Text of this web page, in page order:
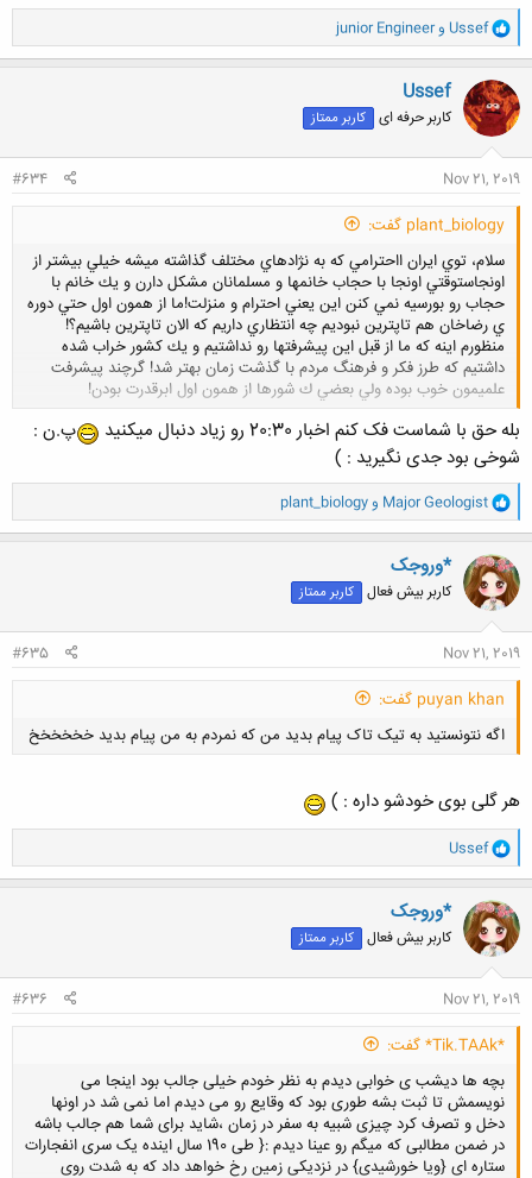
و
ا
ک
ن
ش
ه
ا
Ussef وjunior Engineer
Ussef
کاربر حرفه ای کاربر ممتاز
Nov 21, 2019
#634
plant_biology گفت:
سلام، توي ايران ااحترامي كه به نژادهاي مختلف گذاشته ميشه خيلي بيشتر از
اونجاستوقتي اونجا با حجاب خانمها و مسلمانان مشكل دارن و يك خانم با
حجاب رو بورسيه نمي كنن اين يعني احترام و منزلت!ما از همون اول حتي دوره
ي رضاخان هم تاپترين نبوديم چه انتظاري داريم كه الان تاپترين باشيم؟!
منظورم اينه كه ما از قبل اين پيشرفتها رو نداشتيم و يك كشور خراب شده
داشتيم كه طرز فكر و فرهنگ مردم با گذشت زمان بهتر شد! گرچند پيشرفت
علميمون خوب بوده ولي بعضي ك شورها از همون اول ابرقدرت بودن!
کلیک کنید تا باز شود...بله حق با شماست فک کنم اخبار 20:30 رو زیاد دنبال میکنید
پ.ن :
شوخی بود جدی نگیرید : )
و
ا
ک
ن
ش
ه
ا
Major Geologist و plant_biology
*وروجک
کاربر بیش فعال کاربر ممتاز
Nov 21, 2019
#635
puyan khan گفت:
اگه نتونستید به تیک تاک پیام بدید من که نمردم به من پیام بدید خخخخخخ
هر گلی بوی خودشو داره : )
و
ا
ک
ن
ش
ه
ا
Ussef
*وروجک
کاربر بیش فعال کاربر ممتاز
Nov 21, 2019
#636
*Tik.TAAk* گفت:
بچه ها دیشب ی خوابی دیدم به نظر خودم خیلی جالب بود اینجا می
نویسمش تا ثبت بشه طوری بود که وقایع رو می دیدم اما نمی شد در اونها
دخل و تصرف کرد چیزی شبیه به سفر در زمان ،شاید برای شما هم جالب باشه
در ضمن مطالبی که میگم رو عینا دیدم :{ طی 190 سال اینده یک سری انفجارات
ستاره ای {ویا خورشیدی} در نزدیکی زمین رخ خواهد داد که به شدت روی